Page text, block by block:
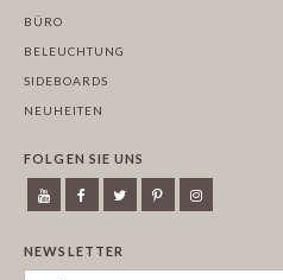
BÜRO
BELEUCHTUNG
SIDEBOARDS
NEUHEITEN
FOLGEN SIE UNS
NEWSLETTER